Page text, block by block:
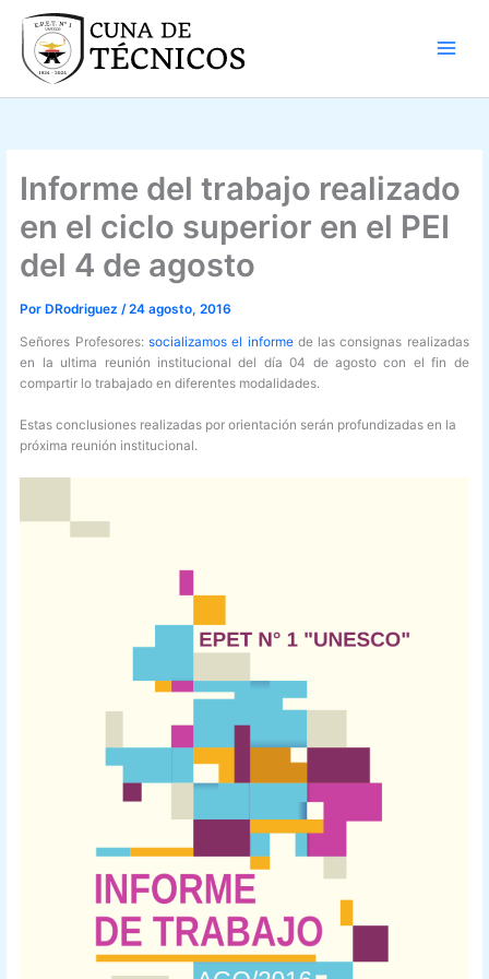
contenido
Informe del trabajo realizado
en el ciclo superior en el PEI
del 4 de agosto
Por DRodriguez/24 agosto, 2016
Señores Profesores: socializamos el informede las consignas realizadas
en la ultima reunión institucional del día 04 de agosto con el fin de
compartir lo trabajado en diferentes modalidades.
Estas conclusiones realizadas por orientación serán profundizadas en la
próxima reunión institucional.